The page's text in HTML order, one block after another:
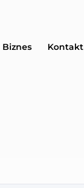
Biznes Kontakt